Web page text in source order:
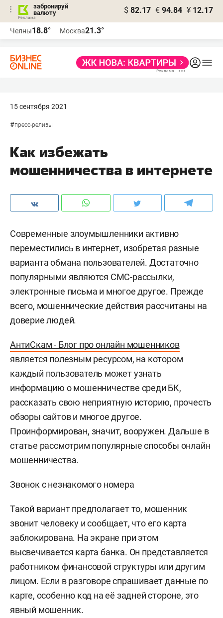
забронируй
валюту
$ 82.17 € 94.84 ¥ 12.17
Челны18.8° Москва21.3°
15 сентября 2021
#пресс-релизы
Как избежать
мошенничества в интернете
Современные злоумышленники активно
переместились в интернет, изобретая разные
варианта обмана пользователей. Достаточно
популярными являются СМС-рассылки,
электронные письма и многое другое. Прежде
всего, мошеннические действия рассчитаны на
доверие людей.
АнтиСкам - Блог про онлайн мошенников
является полезным ресурсом, на котором
каждый пользователь может узнать
информацию о мошенничестве среди БК,
рассказать свою неприятную историю, прочесть
обзоры сайтов и многое другое.
Проинформирован, значит, вооружен. Дальше в
статье рассмотрим популярные способы онлайн
мошенничества.
Звонок с незнакомого номера
Такой вариант предполагает то, мошенник
звонит человеку и сообщает, что его карта
заблокирована. На экране при этом
высвечивается карта банка. Он представляется
работником финансовой структуры или другим
лицом. Если в разговоре спрашивает данные по
карте, особенно код на её задней стороне, это
явный мошенник.